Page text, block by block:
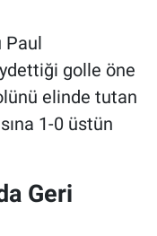
Paul
golle öne
elinde tutan
1-0 üstün
Geri